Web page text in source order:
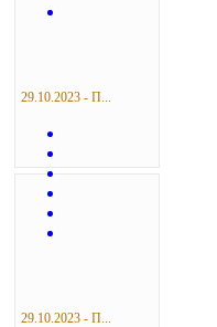
29.10.2023 - П...
29.10.2023 - П...